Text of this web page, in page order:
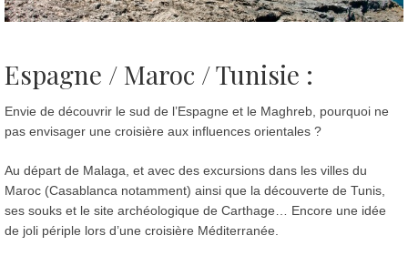
Espagne / Maroc / Tunisie :
Envie de découvrir le sud de l’Espagne et le Maghreb, pourquoi ne
pas envisager une croisière aux influences orientales ?
Au départ de Malaga, et avec des excursions dans les villes du
Maroc (Casablanca notamment) ainsi que la découverte de Tunis,
ses souks et le site archéologique de Carthage… Encore une idée
de joli périple lors d’une croisière Méditerranée.